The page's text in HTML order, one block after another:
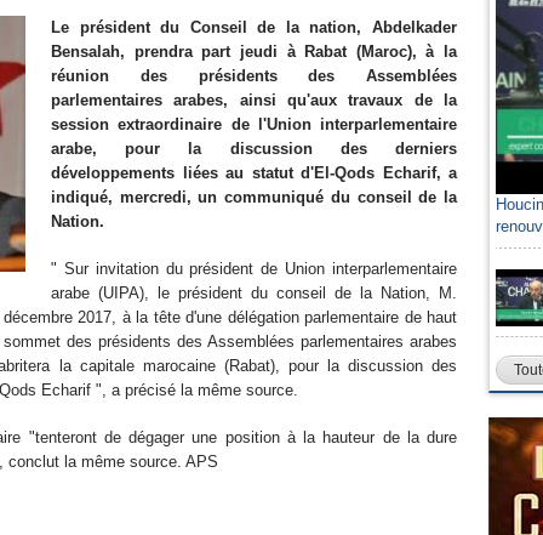
Le président du Conseil de la nation, Abdelkader
Bensalah, prendra part jeudi à Rabat (Maroc), à la
réunion des présidents des Assemblées
parlementaires arabes, ainsi qu'aux travaux de la
session extraordinaire de l'Union interparlementaire
arabe, pour la discussion des derniers
développements liées au statut d'El-Qods Echarif, a
indiqué, mercredi, un communiqué du conseil de la
Nation.
" Sur invitation du président de Union interparlementaire
arabe (UIPA), le président du conseil de la Nation, M.
2017, à la tête d'une délégation parlementaire de haut
des présidents des Assemblées parlementaires arabes
la capitale marocaine (Rabat), pour la discussion des
Echarif ", a précisé la même source.
"tenteront de dégager une position à la hauteur de la dure
conclut la même source. APS